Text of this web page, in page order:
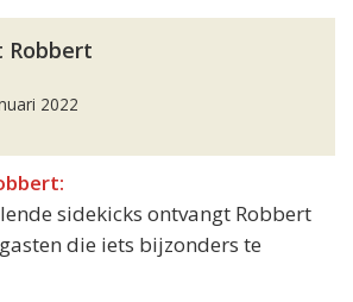
Robbert
2022
sidekicks ontvangt Robbert
die iets bijzonders te